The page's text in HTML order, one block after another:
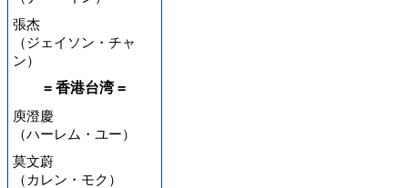
張杰
（ジェイソン・チャ
ン）
= 香港台湾 =
庾澄慶
（ハーレム・ユー）
莫文蔚
（カレン・モク）